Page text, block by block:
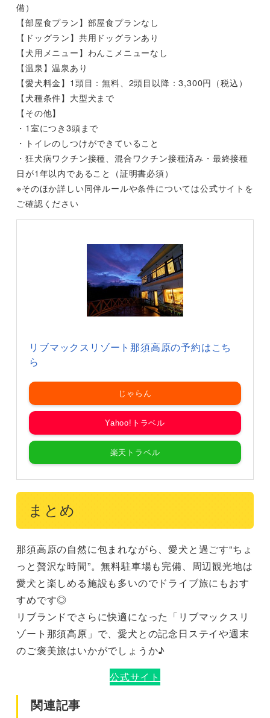
備）
【部屋食プラン】部屋食プランなし
【ドッグラン】共用ドッグランあり
【犬用メニュー】わんこメニューなし
【温泉】温泉あり
【愛犬料金】1頭目：無料、2頭目以降：3,300円（税込）
【犬種条件】大型犬まで
【その他】
・1室につき3頭まで
・トイレのしつけができていること
・狂犬病ワクチン接種、混合ワクチン接種済み・最終接種
日が1年以内であること（証明書必須）
※そのほか詳しい同伴ルールや条件については公式サイトを
ご確認ください
リブマックスリゾート那須高原の予約はこち
ら
じゃらん
Yahoo!トラベル
楽天トラベル
まとめ
那須高原の自然に包まれながら、愛犬と過ごす“ちょ
っと贅沢な時間”。無料駐車場も完備、周辺観光地は
愛犬と楽しめる施設も多いのでドライブ旅にもおす
すめです◎
リブランドでさらに快適になった「リブマックスリ
ゾート那須高原」で、愛犬との記念日ステイや週末
のご褒美旅はいかがでしょうか♪
公式サイト
関連記事